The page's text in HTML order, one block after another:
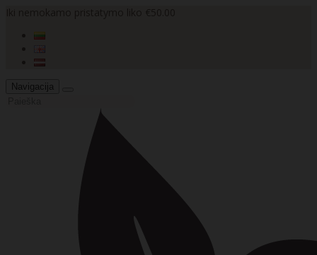
Navigacija